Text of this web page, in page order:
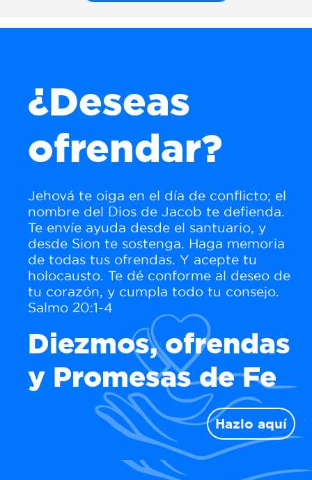
¿Deseas
ofrendar?
Jehová te oiga en el día de conflicto; el
nombre del Dios de Jacob te defienda.
Te envíe ayuda desde el santuario, y
desde Sion te sostenga. Haga memoria
de todas tus ofrendas. Y acepte tu
holocausto. Te dé conforme al deseo de
tu corazón, y cumpla todo tu consejo.
Salmo 20:1-4
Diezmos, ofrendas
y Promesas de Fe
Hazlo aquí